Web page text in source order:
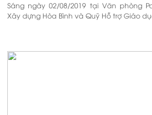
Sáng ngày 02/08/2019 tại Văn phòng
Xây dựng Hòa Bình và Quỹ Hỗ trợ Giáo